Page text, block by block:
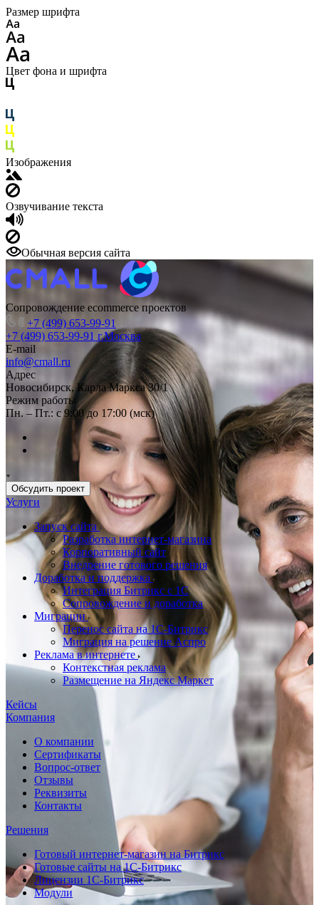
Размер шрифта
Цвет фона и шрифта
Изображения
Озвучивание текста
Обычная версия сайта
Сопровождение ecommerce проектов
+7 (499) 653-99-91
+7 (499) 653-99-91 г.Москва
E-mail
info@cmall.ru
Адрес
Новосибирск, Карла Маркса 30/1
Режим работы
Пн. – Пт.: с 9:00 до 17:00 (мск)
Обсудить проект
Услуги
Запуск сайта
Разработка интернет-магазина
Корпоративный сайт
Внедрение готового решения
Доработка и поддержка
Интеграция Битрикс с 1С
Сопровождение и доработка
Миграции
Перенос сайта на 1С-Битрикс
Миграция на решение Аспро
Реклама в интернете
Контекстная реклама
Размещение на Яндекс Маркет
Кейсы
Компания
О компании
Сертификаты
Вопрос-ответ
Отзывы
Реквизиты
Контакты
Решения
Готовый интернет-магазин на Битрикс
Готовые сайты на 1С-Битрикс
Лицензии 1С-Битрикс
Модули